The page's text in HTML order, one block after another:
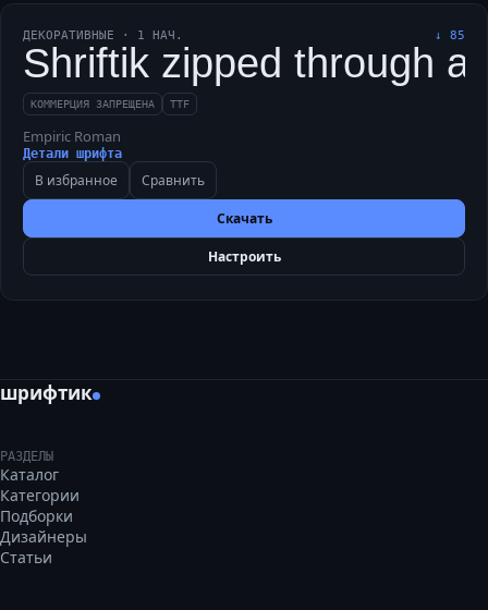
ДЕКОРАТИВНЫЕ · 1 НАЧ. ↓ 85
Shriftik zipped through
КОММЕРЦИЯ ЗАПРЕЩЕНА TTF
Empiric Roman
Детали шрифта
В избранное Сравнить
Скачать
Настроить
шрифтик
РАЗДЕЛЫ
Каталог
Категории
Подборки
Дизайнеры
Статьи